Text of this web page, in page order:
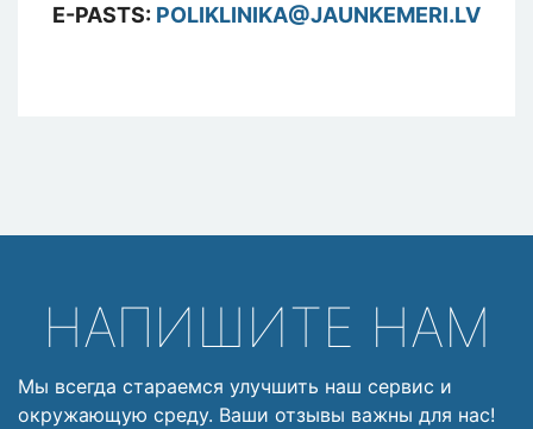
E-PASTS: POLIKLINIKA@JAUNKEMERI.LV
НАПИШИТЕ НАМ
Мы всегда стараемся улучшить наш сервис и
окружающую среду. Ваши отзывы важны для нас!